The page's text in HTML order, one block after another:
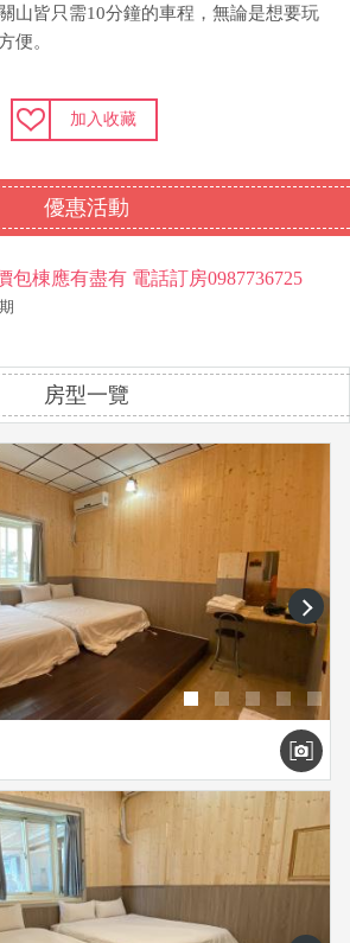
山皆只需10分鐘的車程，無論是想要玩
便。
加入收藏
優惠活動
包棟應有盡有 電話訂房0987736725
房型一覽
next